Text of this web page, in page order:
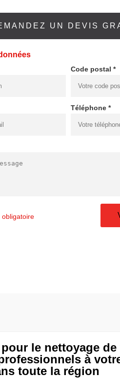
UN DEVIS
Code postal *
Téléphone *
obligatoire
le nettoyage de
à
toute la région